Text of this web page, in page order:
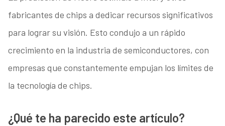
fabricantes de chips a dedicar recursos significativos
para lograr su visión. Esto condujo a un rápido
crecimiento en la industria de semiconductores, con
empresas que constantemente empujan los límites de
la tecnología de chips.
¿Qué te ha parecido este artículo?